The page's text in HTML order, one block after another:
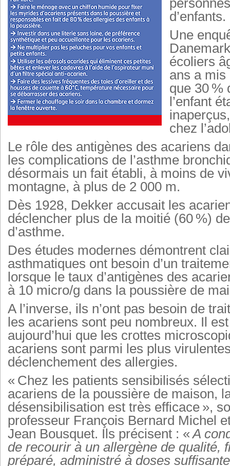
d’enfants.
Une
écoliers
ans a mis
que 30 %
l’enfant
chez
Le rôle des antigènes des acariens
les complications de l’asthme
désormais un fait établi, à moins de
montagne, à plus de 2 000 m.
Dès 1928, Dekker accusait les
déclencher plus de la moitié (60 %)
d’asthme.
Des études modernes démontrent
asthmatiques ont besoin d’un
lorsque le taux d’antigènes des
à 10 micro/g dans la poussière de
A l’inverse, ils n’ont pas besoin de
les acariens sont peu nombreux. Il
aujourd’hui que les crottes
acariens sont parmi les plus
déclenchement des allergies.
« Chez les patients sensibilisés
acariens de la poussière de maison,
désensibilisation est très efficace »,
professeur François Bernard Michel
Jean Bousquet. Ils précisent : «A
de recourir à un allergène de qualité,
préparé, administré à doses